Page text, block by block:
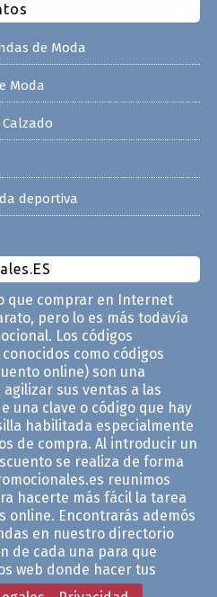
de Moda
Moda
deportiva
que comprar en Internet
pero lo es más todavía
Los códigos
como códigos
online) son una
sus ventas a las
una clave o código que hay
habilitada especialmente
de compra. Al introducir un
se realiza de forma
reunimos
hacerte más fácil la tarea
online. Encontrarás ademós
en nuestro directorio
de cada una para que
web donde hacer tus